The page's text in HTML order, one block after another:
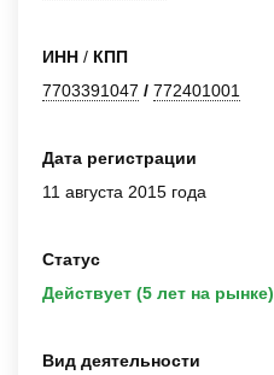
ИНН / КПП
7703391047 / 772401001
Дата регистрации
11 августа 2015 года
Статус
Действует (5 лет на рынке)
Вид деятельности